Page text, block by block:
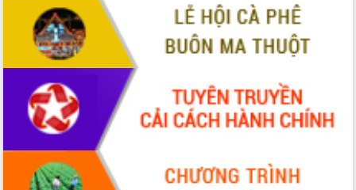
Tập huấn nâng cao năng lực triển khai
chuyển đổi số cho cán bộ, công chức
cấp xã
Đắk Lắk phát động hưởng ứng Ngày
Quyền của người tiêu dùng Việt Nam
2026
Đẩy mạnh cải cách hành chính, quyết
tâm đạt được mục tiêu tăng trưởng
hai con số trong năm 2026
Tổ chức trang trọng Lễ hội Đền thờ
Lương Văn Chánh năm 2026